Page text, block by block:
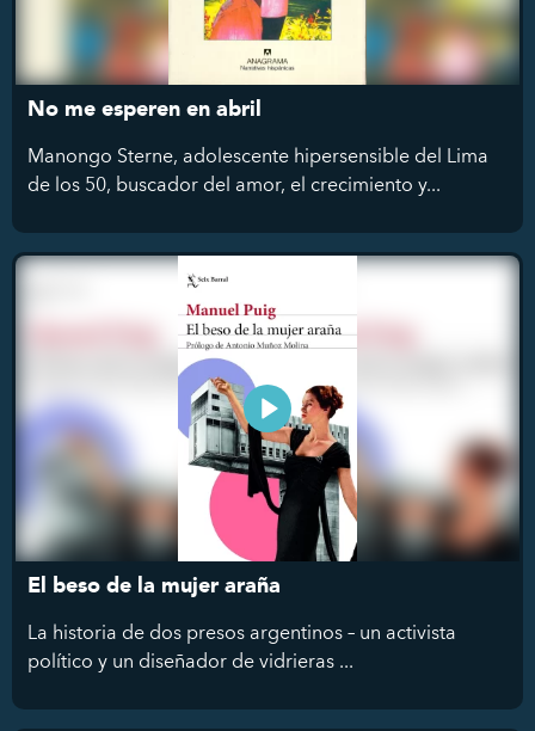
No me esperen en abril
Manongo Sterne, adolescente hipersensible del Lima
de los 50, buscador del amor, el crecimiento y...
El beso de la mujer araña
La historia de dos presos argentinos – un activista
político y un diseñador de vidrieras ...